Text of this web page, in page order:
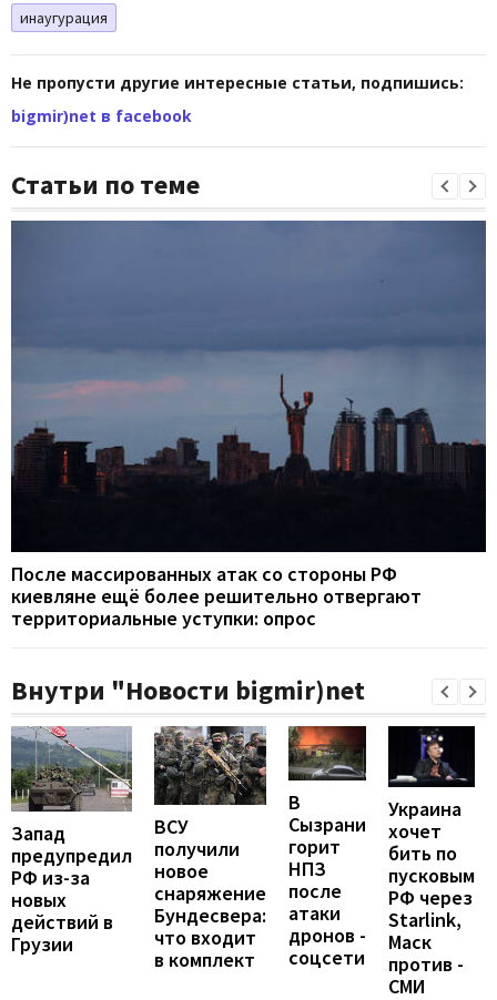
инаугурация
Не пропусти другие интересные статьи, подпишись:
bigmir)net в facebook
Статьи по теме
После массированных атак со стороны РФ
киевляне ещё более решительно отвергают
территориальные уступки: опрос
Внутри "Новости bigmir)net
Запад
предупредил
РФ из-за
новых
действий в
Грузии
ВСУ
получили
новое
снаряжение
Бундесвера:
что входит
в комплект
В
Сызрани
горит
НПЗ
после
атаки
дронов -
соцсети
Украина
хочет
бить по
пусковым
РФ через
Starlink,
Маск
против -
СМИ